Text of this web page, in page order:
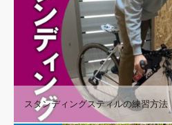
スタンディングスティルの練習方法